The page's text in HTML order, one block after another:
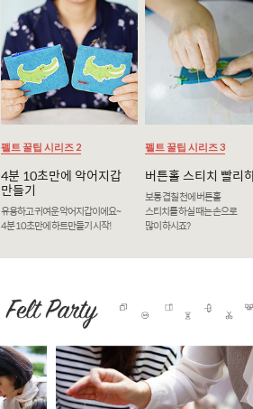
펠트 꿀팁 시리즈 2
4분 10초만에 악어지갑
만들기
유용하고 귀여운 악어지갑이에요~
4분 10초만에 하트만들기 시작!
펠트 꿀팁 시리즈 3
버튼홀 스티치 빨리
보통 겹칠 천에 버튼홀
스티치를 하실 때는 손으로
많이 하시죠?